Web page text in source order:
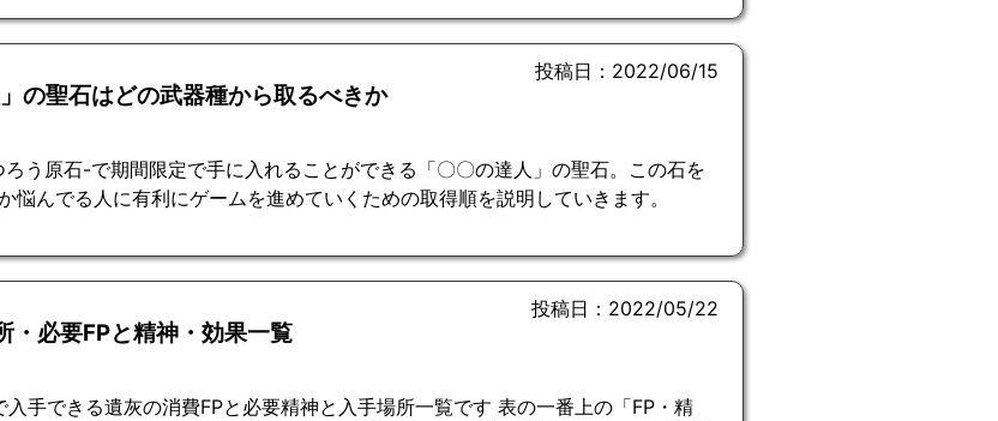
」の聖石はどの武器種から取るべきか
投稿日：2022/06/15
う原石-で期間限定で手に入れることができる「〇〇の達人」の聖石。この石を
悩んでる人に有利にゲームを進めていくための取得順を説明していきます。
・必要FPと精神・効果一覧
投稿日：2022/05/22
入手できる遺灰の消費FPと必要精神と入手場所一覧です 表の一番上の「FP・精